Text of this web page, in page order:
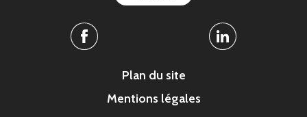
Facebook Linkedin
Plan du site
Mentions légales